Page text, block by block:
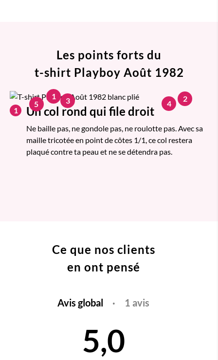
Les points forts du
t-shirt Playboy Août 1982
1 Un col rond qui file droit
Ne baille pas, ne gondole pas, ne roulotte pas. Avec sa
maille tricotée en point de côtes 1/1, ce col restera
plaqué contre ta peau et ne se détendra pas.
1 2
3 4
5
Ce que nos clients
en ont pensé
Avis global · 1 avis
5,0